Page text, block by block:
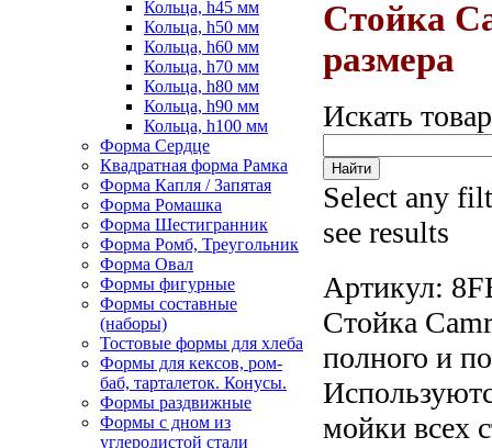
Кольца, h45 мм
Кольца, h50 мм
Кольца, h60 мм
Кольца, h70 мм
Кольца, h80 мм
Кольца, h90 мм
Кольца, h100 мм
Форма Сердце
Квадратная форма Рамка
Форма Капля / Запятая
Форма Ромашка
Форма Шестигранник
Форма Ромб, Треугольник
Форма Овал
Формы фигурные
Формы составные
(наборы)
Тостовые формы для хлеба
Формы для кексов, ром-
баб, тарталеток. Конусы.
Формы раздвижные
Формы с дном из
углеродистой стали
Стойка
размера
Искать
Select any
see results
Артикул:
Стойка
полного и
мойки всех